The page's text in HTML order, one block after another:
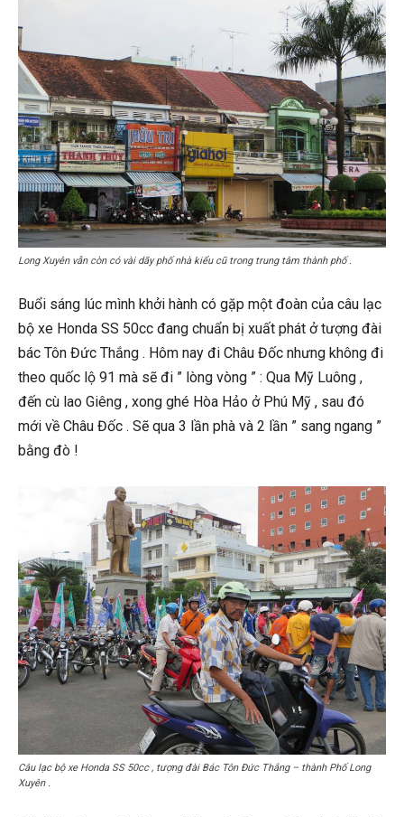
Long Xuyên vẫn còn có vài dãy phố nhà kiểu cũ trong trung tâm thành phố .
Buổi sáng lúc mình khởi hành có gặp một đoàn của câu lạc
bộ xe Honda SS 50cc đang chuẩn bị xuất phát ở tượng đài
bác Tôn Đức Thắng . Hôm nay đi Châu Đốc nhưng không đi
theo quốc lộ 91 mà sẽ đi ” lòng vòng ” : Qua Mỹ Luông ,
đến cù lao Giêng , xong ghé Hòa Hảo ở Phú Mỹ , sau đó
mới về Châu Đốc . Sẽ qua 3 lần phà và 2 lần ” sang ngang ”
bằng đò !
Câu lạc bộ xe Honda SS 50cc , tượng đài Bác Tôn Đức Thắng – thành Phố Long
Xuyên .